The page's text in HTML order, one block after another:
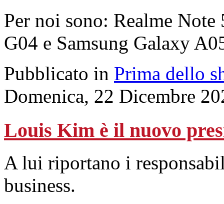
Per noi sono: Realme
G04 e Samsung Galaxy
Pubblicato in Prima dello
Domenica, 22 Dicembre
Louis Kim è il nuovo
A lui riportano i
business.